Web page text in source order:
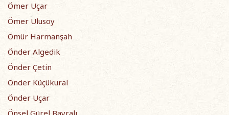
Ömer Uçar
Ömer Ulusoy
Ömür Harmanşah
Önder Algedik
Önder Çetin
Önder Küçükural
Önder Uçar
Önsel Gürel Bayralı